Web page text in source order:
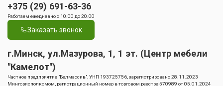
+375 (29) 691-63-36
Работаем ежедневно с 10.00 до 20.00
Заказать звонок
г.Минск, ул.Мазурова, 1, 1 эт. (Центр мебели
"Камелот")
Частное предприятие "Белмассив", УНП 193725756, зарегистрировано 28.11.2023
Мингорисполкомом, регистрационный номер в торговом реестре 570989 от 05.01.2024